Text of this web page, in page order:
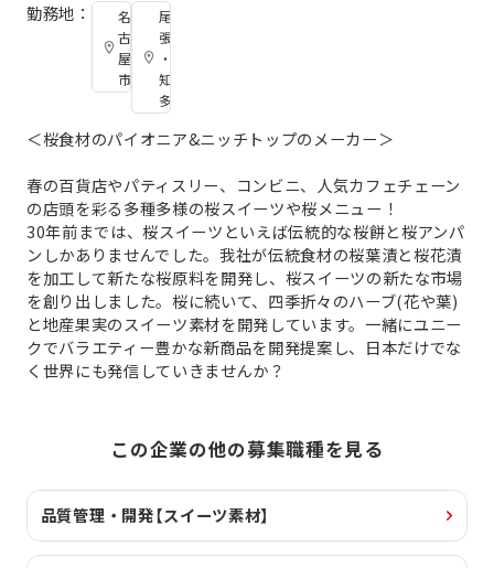
勤務地：
名
古
屋
市
尾
張
・
知
多
＜桜食材のパイオニア&ニッチトップのメーカー＞
春の百貨店やパティスリー、コンビニ、人気カフェチェーン
の店頭を彩る多種多様の桜スイーツや桜メニュー！
30年前までは、桜スイーツといえば伝統的な桜餅と桜アンパ
ンしかありませんでした。我社が伝統食材の桜葉漬と桜花漬
を加工して新たな桜原料を開発し、桜スイーツの新たな市場
を創り出しました。桜に続いて、四季折々のハーブ(花や葉)
と地産果実のスイーツ素材を開発しています。一緒にユニー
クでバラエティー豊かな新商品を開発提案し、日本だけでな
く世界にも発信していきませんか？
この企業の他の募集職種を見る
品質管理・開発【スイーツ素材】